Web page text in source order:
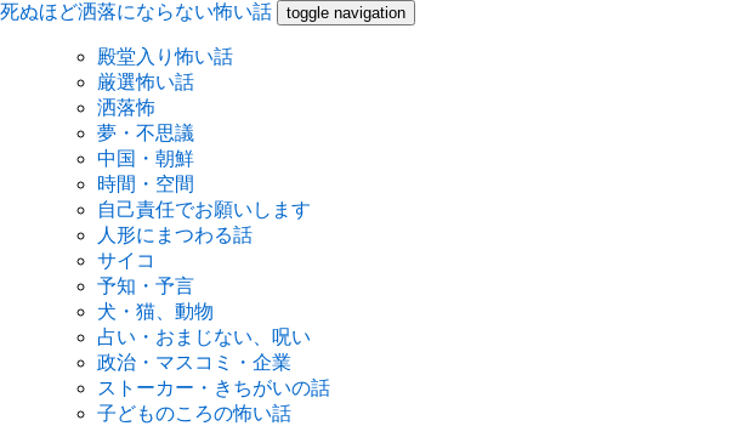
死ぬほど洒落にならない怖い話 toggle navigation
殿堂入り怖い話
厳選怖い話
洒落怖
夢・不思議
中国・朝鮮
時間・空間
自己責任でお願いします
人形にまつわる話
サイコ
予知・予言
犬・猫、動物
占い・おまじない、呪い
政治・マスコミ・企業
ストーカー・きちがいの話
子どものころの怖い話